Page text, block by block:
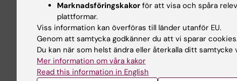
Examination
Kursen examineras enligt följande:
Individuell skriftlig inlämningsuppgift.
Marknadsföringskakor för att visa och spåra
plattformar.
Viss information kan överföras till länder utanför EU.
Genom att samtycka godkänner du att vi sparar
Du kan när som helst ändra eller återkalla ditt
Mer information om våra kakor
Read this information in English